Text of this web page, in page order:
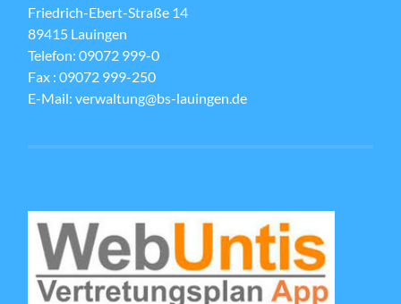
Friedrich-Ebert-Straße 14
89415 Lauingen
Telefon: 09072 999-0
Fax : 09072 999-250
E-Mail: verwaltung@bs-lauingen.de